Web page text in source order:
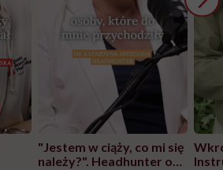
"Jestem w ciąży, co mi się
należy?". Headhunter o